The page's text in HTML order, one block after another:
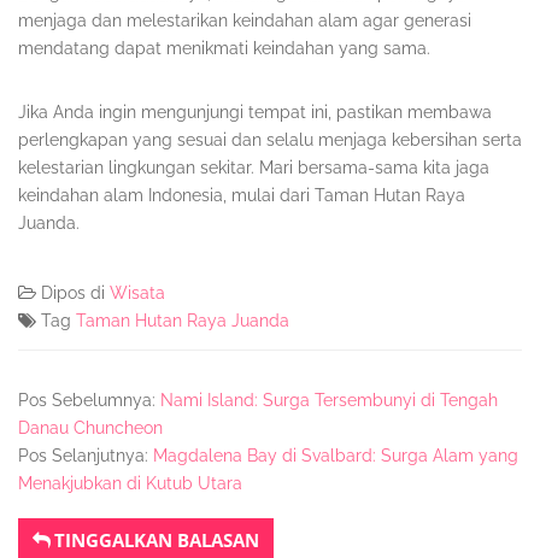
menjaga dan melestarikan keindahan alam agar generasi
mendatang dapat menikmati keindahan yang sama.
Jika Anda ingin mengunjungi tempat ini, pastikan membawa
perlengkapan yang sesuai dan selalu menjaga kebersihan serta
kelestarian lingkungan sekitar. Mari bersama-sama kita jaga
keindahan alam Indonesia, mulai dari Taman Hutan Raya
Juanda.
Dipos di Wisata
Tag Taman Hutan Raya Juanda
Pos Sebelumnya: Nami Island: Surga Tersembunyi di Tengah
Danau Chuncheon
Pos Selanjutnya: Magdalena Bay di Svalbard: Surga Alam yang
Menakjubkan di Kutub Utara
TINGGALKAN BALASAN